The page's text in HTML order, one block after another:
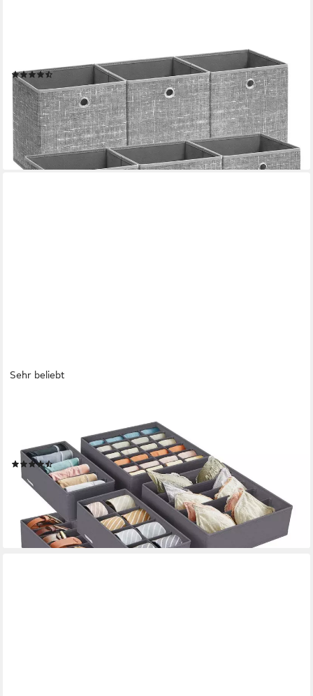
Würfelregal, mit Griff), 6er Set, Faltbox, 33x33x33 cm
19,99 € UVP37,99 €
(3,33 €/ 1 Stk)
-47%
lieferbar - in 4-5 Werktagen bei dir
+2
Sehr beliebt
für BHs Socken Krawatten (8 St), 8 Stück, Ordnungssystem
Kleiderschrank, Aufbewahrungsbox Schrank
(62)
17,99 € UVP34,99 €
lieferbar - in 4-5 Werktagen bei dir